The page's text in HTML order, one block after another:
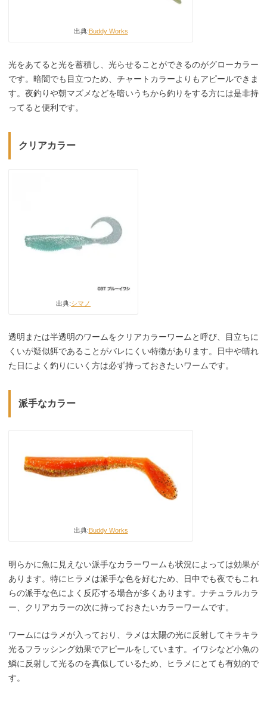
出典:Buddy Works
光をあてると光を蓄積し、光らせることができるのがグローカラー
です。暗闇でも目立つため、チャートカラーよりもアピールできま
す。夜釣りや朝マズメなどを暗いうちから釣りをする方には是非持
ってると便利です。
クリアカラー
出典:シマノ
透明または半透明のワームをクリアカラーワームと呼び、目立ちに
くいが疑似餌であることがバレにくい特徴があります。日中や晴れ
た日によく釣りにいく方は必ず持っておきたいワームです。
派手なカラー
出典: Buddy Works
明らかに魚に見えない派手なカラーワームも状況によっては効果が
あります。特にヒラメは派手な色を好むため、日中でも夜でもこれ
らの派手な色によく反応する場合が多くあります。ナチュラルカラ
ー、クリアカラーの次に持っておきたいカラーワームです。
ワームにはラメが入っており、ラメは太陽の光に反射してキラキラ
光るフラッシング効果でアピールをしています。イワシなど小魚の
鱗に反射して光るのを真似しているため、ヒラメにとても有効的で
す。